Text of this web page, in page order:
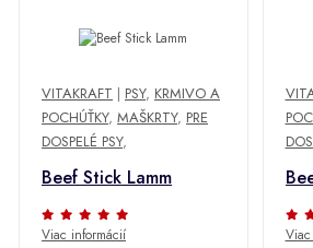
VITAKRAFT | PSY, KRMIVO A
POCHÚŤKY, MAŠKRTY, PRE
DOSPELÉ PSY,
Beef Stick Lamm
Viac informácií